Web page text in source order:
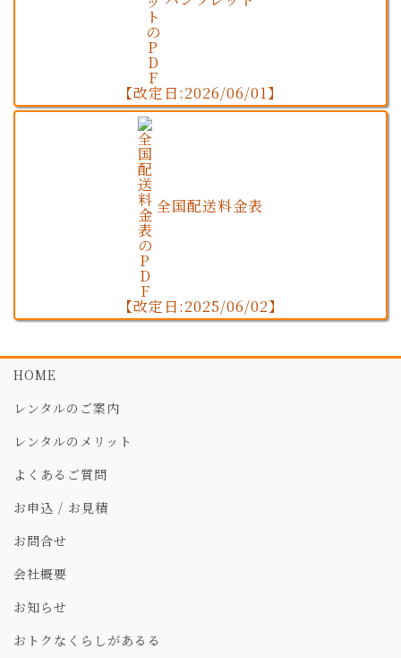
【改定日:2026/06/01】
全国配送料金表
【改定日:2025/06/02】
HOME
レンタルのご案内
レンタルのメリット
よくあるご質問
お申込 / お見積
お問合せ
会社概要
お知らせ
おトクなくらしがあるる